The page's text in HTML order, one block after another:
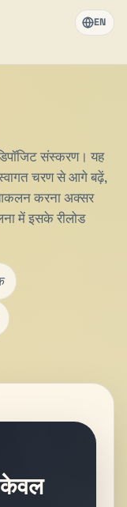
EN
संस्करण। यह
चरण से आगे बढ़ें,
करना अक्सर
में इसके रीलोड
केवल